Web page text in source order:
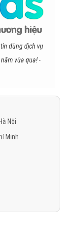
dùng dịch vụ
vừa qua! -
Nội
Minh